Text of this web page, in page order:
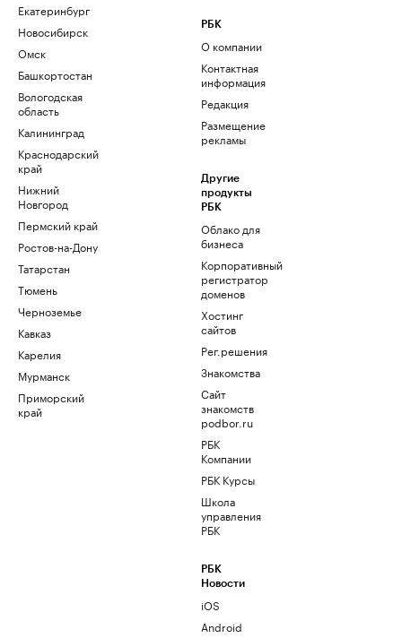
Екатеринбург
Новосибирск
Омск
Башкортостан
Вологодская
область
Калининград
Краснодарский
край
Нижний
Новгород
Пермский край
Ростов-на-Дону
Татарстан
Тюмень
Черноземье
Кавказ
Карелия
Мурманск
Приморский
край
РБК
О компании
Контактная
информация
Редакция
Размещение
рекламы
Другие
продукты
РБК
Облако для
бизнеса
Корпоративный
регистратор
доменов
Хостинг
сайтов
Рег.решения
Знакомства
Сайт
знакомств
podbor.ru
РБК
Компании
РБК Курсы
Школа
управления
РБК
РБК
Новости
iOS
Android